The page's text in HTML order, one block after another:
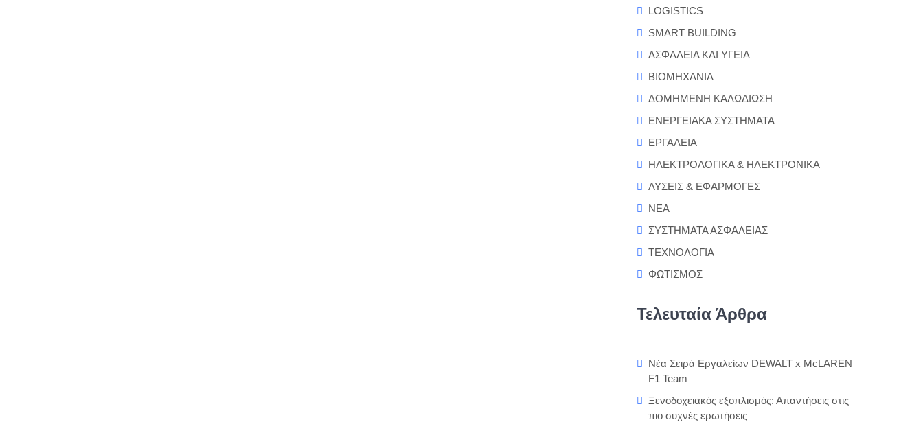
LOGISTICS
SMART BUILDING
ΑΣΦΑΛΕΙΑ ΚΑΙ ΥΓΕΙΑ
ΒΙΟΜΗΧΑΝΙΑ
ΔΟΜΗΜΕΝΗ ΚΑΛΩΔΙΩΣΗ
ΕΝΕΡΓΕΙΑΚΑ ΣΥΣΤΗΜΑΤΑ
ΕΡΓΑΛΕΙΑ
ΗΛΕΚΤΡΟΛΟΓΙΚΑ & ΗΛΕΚΤΡΟΝΙΚΑ
ΛΥΣΕΙΣ & ΕΦΑΡΜΟΓΕΣ
ΝΕΑ
ΣΥΣΤΗΜΑΤΑ ΑΣΦΑΛΕΙΑΣ
ΤΕΧΝΟΛΟΓΙΑ
ΦΩΤΙΣΜΟΣ
Τελευταία Άρθρα
Νέα Σειρά Εργαλείων DEWALT x McLAREN
F1 Team
Ξενοδοχειακός εξοπλισμός: Απαντήσεις στις
πιο συχνές ερωτήσεις